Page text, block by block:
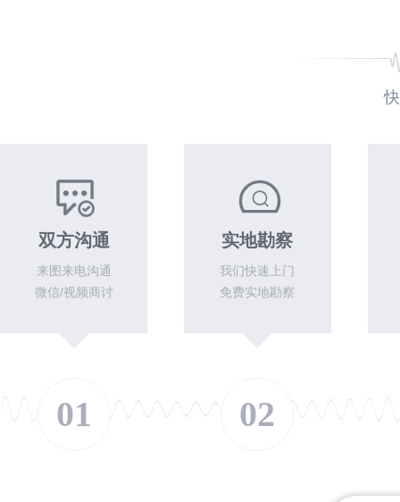
双方沟通
来图来电沟通
微信/视频商讨
01
实地勘察
我们快速上门
免费实地勘察
02